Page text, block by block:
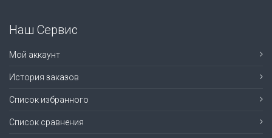
Наш Сервис
Мой аккаунт
История заказов
Список избранного
Список сравнения